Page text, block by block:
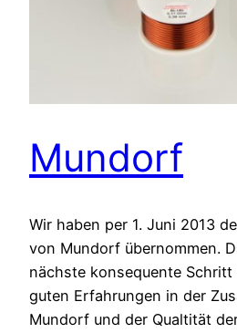
Mundorf
Wir haben per 1. Juni 2013
von Mundorf übernommen.
nächste konsequente
guten Erfahrungen in der
Mundorf und der Qualtität